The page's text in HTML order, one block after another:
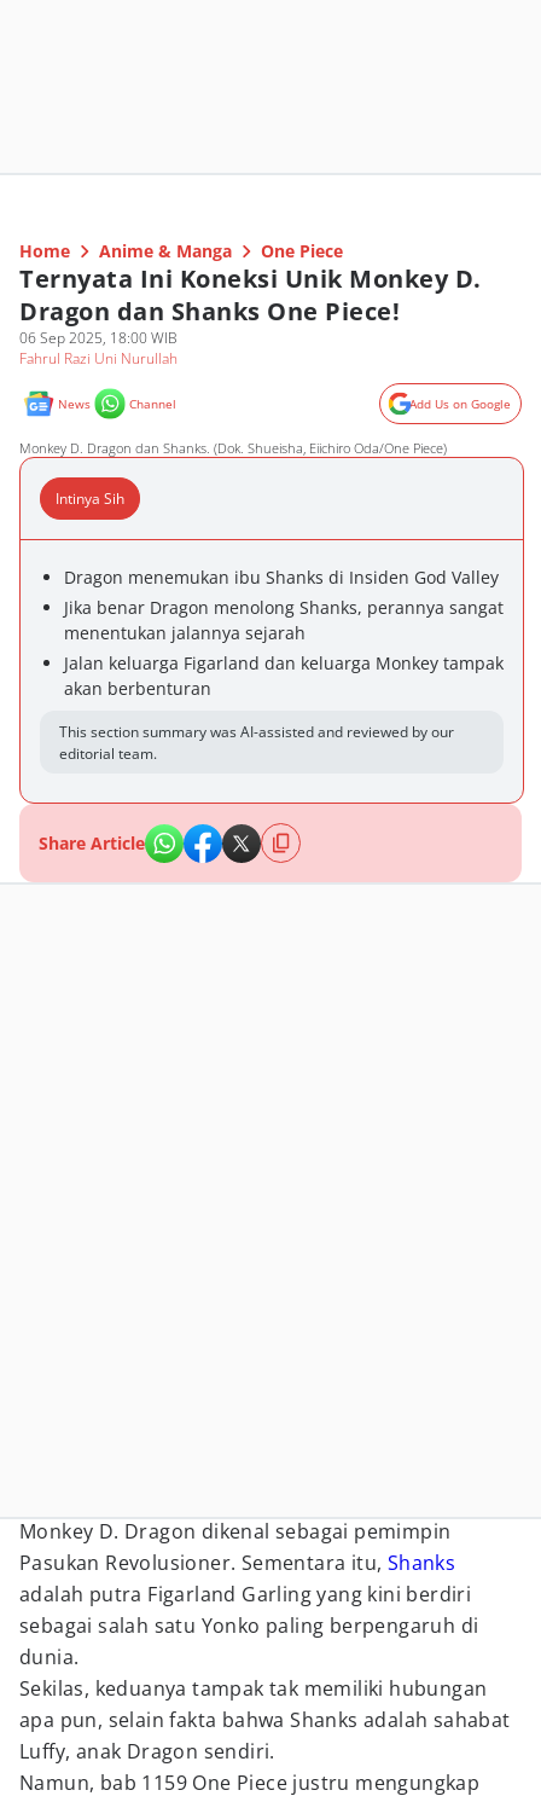
Home Anime & Manga One Piece
Ternyata Ini Koneksi Unik Monkey D.
Dragon dan Shanks One Piece!
06 Sep 2025, 18:00 WIB
Fahrul Razi Uni Nurullah
News Channel Add Us on Google
Monkey D. Dragon dan Shanks. (Dok. Shueisha, Eiichiro Oda/One Piece)
Intinya Sih
Dragon menemukan ibu Shanks di Insiden God Valley
Jika benar Dragon menolong Shanks, perannya sangat
menentukan jalannya sejarah
Jalan keluarga Figarland dan keluarga Monkey tampak
akan berbenturan
This section summary was AI-assisted and reviewed by our
editorial team.
Share Article
Monkey D. Dragon dikenal sebagai pemimpin
Pasukan Revolusioner. Sementara itu, Shanks
adalah putra Figarland Garling yang kini berdiri
sebagai salah satu Yonko paling berpengaruh di
dunia.
Sekilas, keduanya tampak tak memiliki hubungan
apa pun, selain fakta bahwa Shanks adalah sahabat
Luffy, anak Dragon sendiri.
Namun, bab 1159 One Piece justru mengungkap